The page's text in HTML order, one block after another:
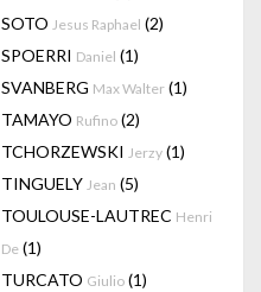
SOTO Jesus Raphael (2)
SPOERRI Daniel (1)
SVANBERG Max Walter (1)
TAMAYO Rufino (2)
TCHORZEWSKI Jerzy (1)
TINGUELY Jean (5)
TOULOUSE-LAUTREC Henri
De (1)
TURCATO Giulio (1)